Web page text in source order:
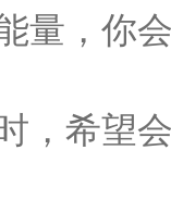
量，你
，希望